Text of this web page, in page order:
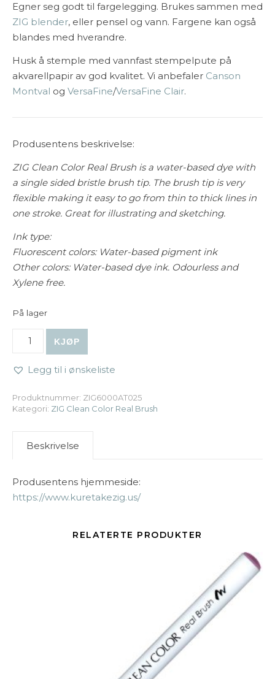
Egner seg godt til fargelegging. Brukes sammen med
ZIG blender, eller pensel og vann. Fargene kan også
blandes med hverandre.
Husk å stemple med vannfast stempelpute på
akvarellpapir av god kvalitet. Vi anbefaler Canson
Montval og VersaFine/VersaFine Clair.
Produsentens beskrivelse:
ZIG Clean Color Real Brush is a water-based dye with
a single sided bristle brush tip. The brush tip is very
flexible making it easy to go from thin to thick lines in
one stroke. Great for illustrating and sketching.
Ink type:
Fluorescent colors: Water-based pigment ink
Other colors: Water-based dye ink. Odourless and
Xylene free.
På lager
KJØP
Legg til i ønskeliste
Produktnummer: ZIG6000AT025
Kategori: ZIG Clean Color Real Brush
Beskrivelse
Produsentens hjemmeside:
https://www.kuretakezig.us/
RELATERTE PRODUKTER